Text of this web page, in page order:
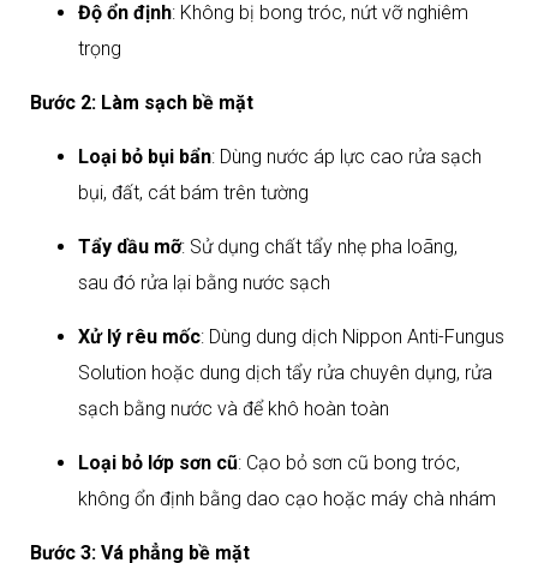
Độ ổn định: Không bị bong tróc, nứt vỡ nghiêm
trọng​
Bước 2: Làm sạch bề mặt
Loại bỏ bụi bẩn: Dùng nước áp lực cao rửa sạch
bụi, đất, cát bám trên tường
Tẩy dầu mỡ: Sử dụng chất tẩy nhẹ pha loãng,
sau đó rửa lại bằng nước sạch
Xử lý rêu mốc: Dùng dung dịch Nippon Anti-Fungus
Solution hoặc dung dịch tẩy rửa chuyên dụng, rửa
sạch bằng nước và để khô hoàn toàn
Loại bỏ lớp sơn cũ: Cạo bỏ sơn cũ bong tróc,
không ổn định bằng dao cạo hoặc máy chà nhám​
Bước 3: Vá phẳng bề mặt